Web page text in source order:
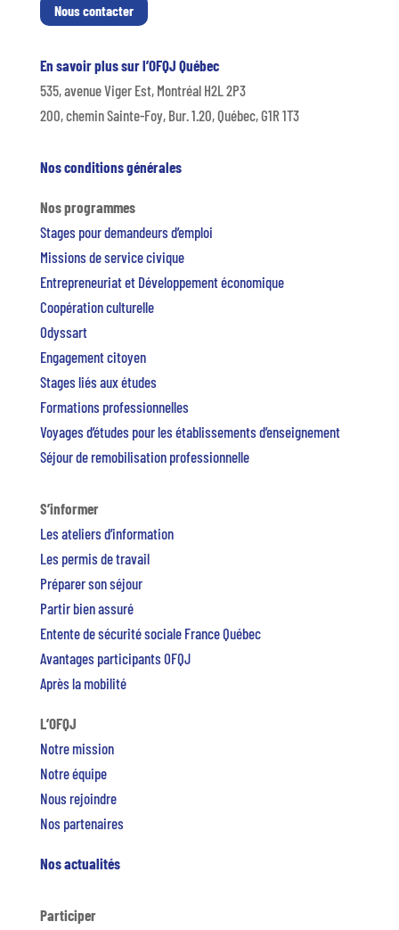
Nous contacter
En savoir plus sur l’OFQJ Québec
535, avenue Viger Est, Montréal H2L 2P3
200, chemin Sainte-Foy, Bur. 1.20, Québec, G1R 1T3
Nos conditions générales
Nos programmes
Stages pour demandeurs d’emploi
Missions de service civique
Entrepreneuriat et Développement économique
Coopération culturelle
Odyssart
Engagement citoyen
Stages liés aux études
Formations professionnelles
Voyages d’études pour les établissements d’enseignement
Séjour de remobilisation professionnelle
S’informer
Les ateliers d’information
Les permis de travail
Préparer son séjour
Partir bien assuré
Entente de sécurité sociale France Québec
Avantages participants OFQJ
Après la mobilité
L’OFQJ
Notre mission
Notre équipe
Nous rejoindre
Nos partenaires
Nos actualités
Participer